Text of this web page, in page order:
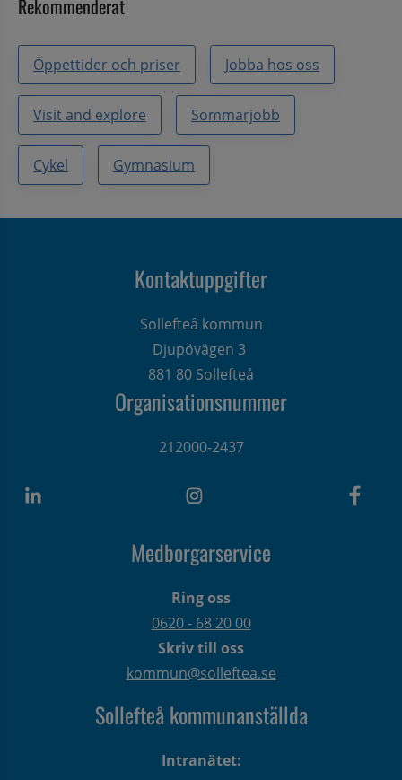
Rekommenderat
Öppettider och priser Jobba hos oss
Visit and explore Sommarjobb
Cykel Gymnasium
Kontaktuppgifter
Sollefteå kommun
Djupövägen 3
881 80 Sollefteå
Organisationsnummer
212000-2437
Medborgarservice
Ring oss
0620 - 68 20 00
Skriv till oss
kommun@solleftea.se
Sollefteå kommunanställda
Intranätet: